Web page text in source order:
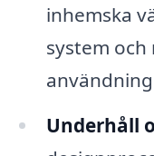
inhemska
system
Underhåll